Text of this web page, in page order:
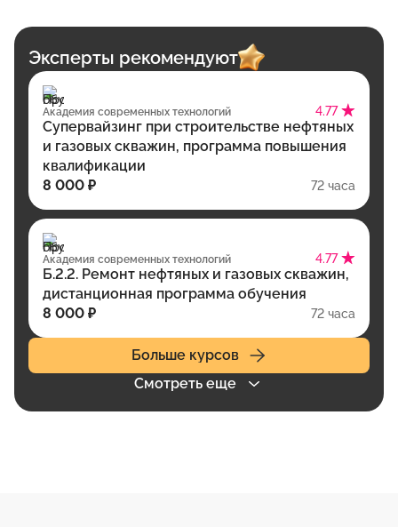
Эксперты рекомендуют
Академия современных технологий 4.77
Супервайзинг при строительстве нефтяных
и газовых скважин, программа повышения
квалификации
8 000 ₽
72 часа
Академия современных технологий 4.77
Б.2.2. Ремонт нефтяных и газовых скважин,
дистанционная программа обучения
8 000 ₽
72 часа
Больше курсов
Смотреть еще